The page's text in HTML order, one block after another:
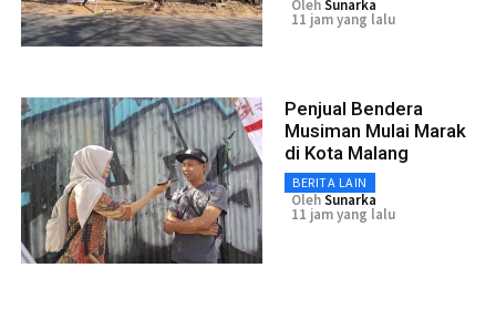
OlehSunarka
11 jam yang lalu
Penjual Bendera
Musiman Mulai Marak
di Kota Malang
BERITA LAIN
OlehSunarka
11 jam yang lalu